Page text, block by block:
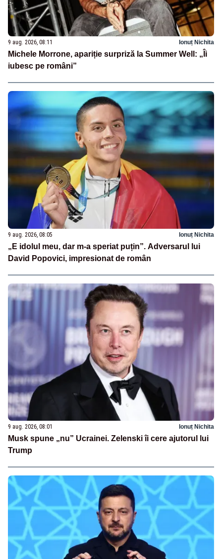
9 aug. 2026, 08:11 Ionuț Nichita
Michele Morrone, apariție surpriză la Summer Well: „Îi
iubesc pe români”
9 aug. 2026, 08:05 Ionuț Nichita
„E idolul meu, dar m-a speriat puțin”. Adversarul lui
David Popovici, impresionat de român
9 aug. 2026, 08:01 Ionuț Nichita
Musk spune „nu” Ucrainei. Zelenski îi cere ajutorul lui
Trump